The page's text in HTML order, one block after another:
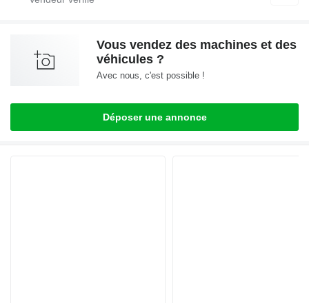
Vous vendez des machines et des
véhicules ?
Avec nous, c'est possible !
Déposer une annonce